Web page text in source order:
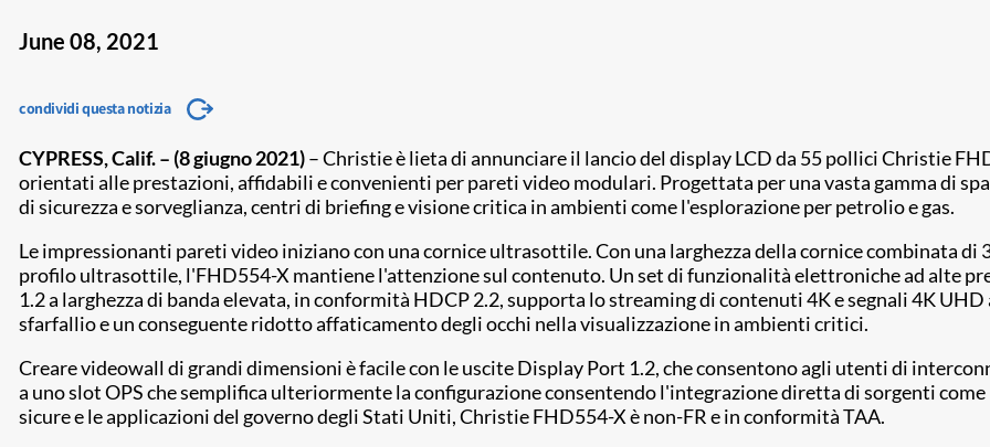
June 08, 2021
condividi questa notizia
CYPRESS, Calif. – (8 giugno 2021)– Christie è lieta di annunciare il lancio del display LCD da 55 pollici Christie
orientati alle prestazioni, affidabili e convenienti per pareti video modulari. Progettata per una vasta gamma di
di sicurezza e sorveglianza, centri di briefing e visione critica in ambienti come l'esplorazione per petrolio e gas.
Le impressionanti pareti video iniziano con una cornice ultrasottile. Con una larghezza della cornice combinata di
profilo ultrasottile, l'FHD554-X mantiene l'attenzione sul contenuto. Un set di funzionalità elettroniche ad alte
1.2 a larghezza di banda elevata, in conformità HDCP 2.2, supporta lo streaming di contenuti 4K e segnali 4K
sfarfallio e un conseguente ridotto affaticamento degli occhi nella visualizzazione in ambienti critici.
Creare videowall di grandi dimensioni è facile con le uscite Display Port 1.2, che consentono agli utenti di
a uno slot OPS che semplifica ulteriormente la configurazione consentendo l'integrazione diretta di sorgenti
sicure e le applicazioni del governo degli Stati Uniti, Christie FHD554-X è non-FR e in conformità TAA.